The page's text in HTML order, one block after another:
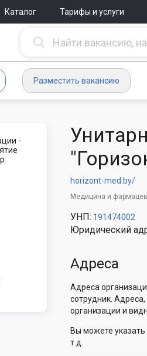
Каталог Тарифы и услуги
Разместить вакансию
horizont-med.by/
Медицина и
УНП: 191474002
Юридический
Адреса
Адреса
сотрудник.
организации и
Вы можете
т.д.